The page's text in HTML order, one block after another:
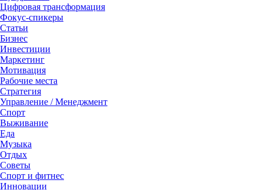
Цифровая трансформация
Фокус-спикеры
Статьи
Бизнес
Инвестиции
Маркетинг
Мотивация
Рабочие места
Стратегия
Управление / Менеджмент
Спорт
Выживание
Еда
Музыка
Отдых
Советы
Спорт и фитнес
Инновации